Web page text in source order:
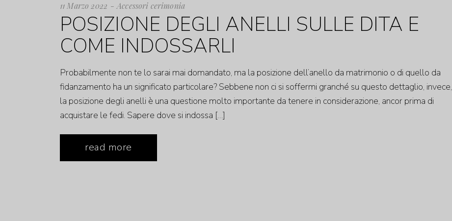
11 Marzo 2022 Accessori cerimonia
POSIZIONE DEGLI ANELLI SULLE DITA E
COME INDOSSARLI
Probabilmente non te lo sarai mai domandato, ma la posizione dell’anello da matrimonio o di quello da
fidanzamento ha un significato particolare? Sebbene non ci si soffermi granché su questo dettaglio, invece,
la posizione degli anelli è una questione molto importante da tenere in considerazione, ancor prima di
acquistare le fedi. Sapere dove si indossa […]
read more